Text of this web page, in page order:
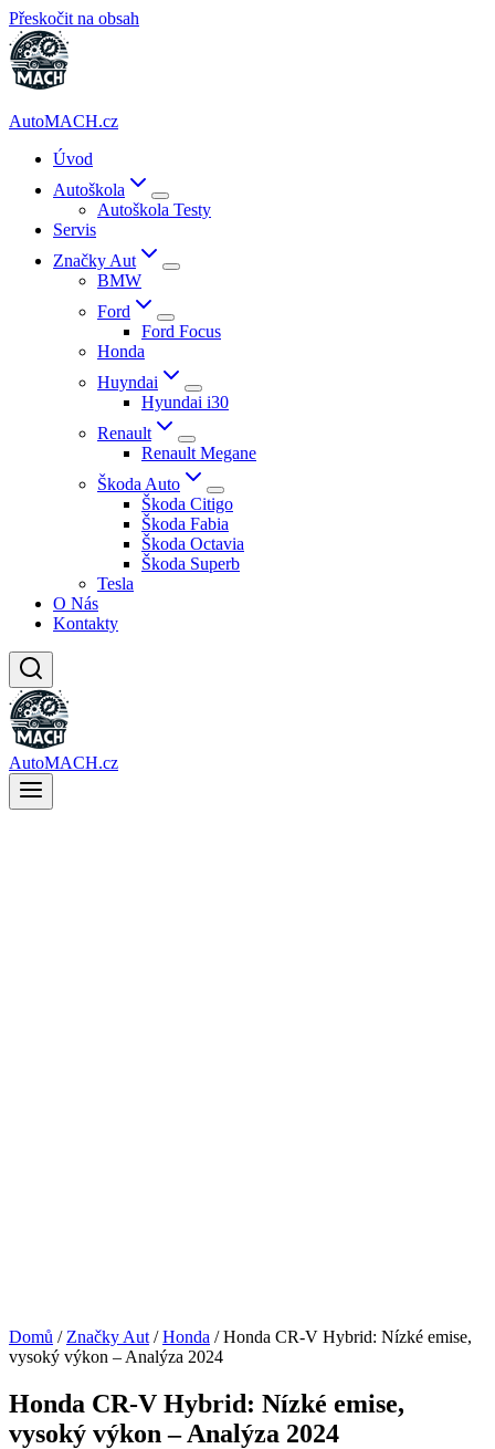
Přeskočit na obsah
AutoMACH.cz
Úvod
Autoškola
Autoškola Testy
Servis
Značky Aut
BMW
Ford
Ford Focus
Honda
Huyndai
Hyundai i30
Renault
Renault Megane
Škoda Auto
Škoda Citigo
Škoda Fabia
Škoda Octavia
Škoda Superb
Tesla
O Nás
Kontakty
AutoMACH.cz
Domů / Značky Aut / Honda / Honda CR-V Hybrid: Nízké emise,
vysoký výkon – Analýza 2024
Honda CR-V Hybrid: Nízké emise,
vysoký výkon – Analýza 2024